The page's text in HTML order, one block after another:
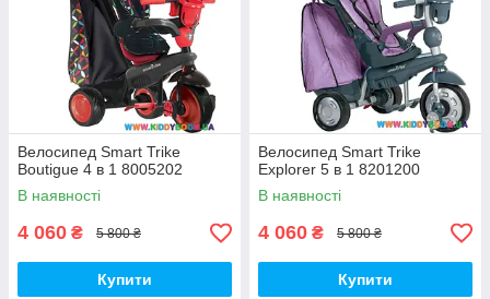
Велосипед Smart Trike
Boutigue 4 в 1 8005202
В наявності
4 060 ₴ 5 800 ₴
Купити
Велосипед Smart Trike
Explorer 5 в 1 8201200
В наявності
4 060 ₴ 5 800 ₴
Купити